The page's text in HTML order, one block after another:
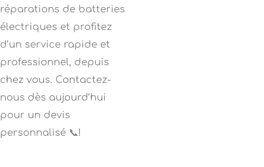
réparations de batteries
électriques et profitez
d’un service rapide et
professionnel, depuis
chez vous. Contactez-
nous dès aujourd’hui
pour un devis
personnalisé 📞!